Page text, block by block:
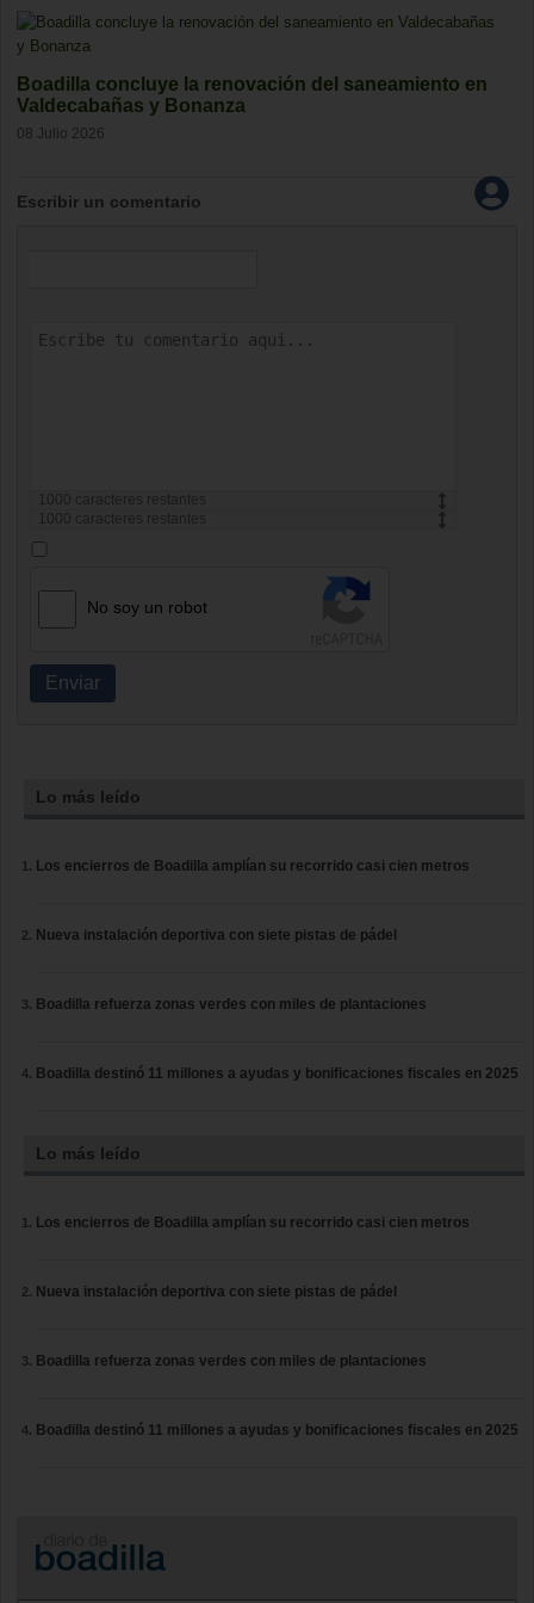
Boadilla concluye la renovación del saneamiento en
Valdecabañas y Bonanza
08 Julio 2026
Escribir un comentario
1000
caracteres restantes
1000
caracteres restantes
No soy un robot
Enviar
Lo más leído
Los encierros de Boadilla amplían su recorrido casi cien metros
Nueva instalación deportiva con siete pistas de pádel
Boadilla refuerza zonas verdes con miles de plantaciones
Boadilla destinó 11 millones a ayudas y bonificaciones fiscales en 2025
Lo más leído
Los encierros de Boadilla amplían su recorrido casi cien metros
Nueva instalación deportiva con siete pistas de pádel
Boadilla refuerza zonas verdes con miles de plantaciones
Boadilla destinó 11 millones a ayudas y bonificaciones fiscales en 2025